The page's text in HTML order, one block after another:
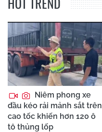
Niêm phong xe
đầu kéo rải mảnh sắt trên
cao tốc khiến hơn 120 ô
tô thủng lốp